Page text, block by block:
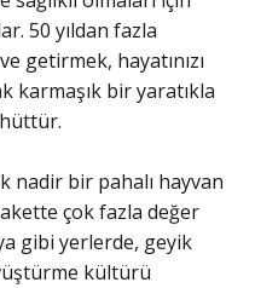
50 yıldan fazla
getirmek, hayatınızı
karmaşık bir yaratıkla
nadir bir pahalı hayvan
çok fazla değer
gibi yerlerde, geyik
kültürü